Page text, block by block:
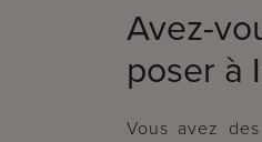
Avez-
poser à
Vous avez